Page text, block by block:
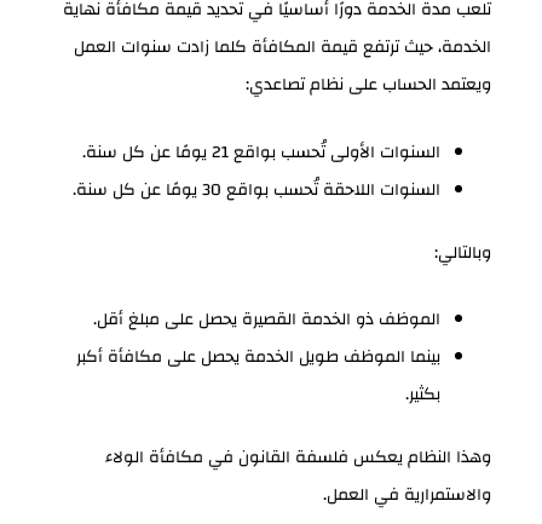
تلعب مدة الخدمة دورًا أساسيًا في تحديد قيمة مكافأة نهاية
الخدمة، حيث ترتفع قيمة المكافأة كلما زادت سنوات العمل
ويعتمد الحساب على نظام تصاعدي:
السنوات الأولى تُحسب بواقع 21 يومًا عن كل سنة.
السنوات اللاحقة تُحسب بواقع 30 يومًا عن كل سنة.
وبالتالي:
الموظف ذو الخدمة القصيرة يحصل على مبلغ أقل.
بينما الموظف طويل الخدمة يحصل على مكافأة أكبر
بكثير.
وهذا النظام يعكس فلسفة القانون في مكافأة الولاء
والاستمرارية في العمل.